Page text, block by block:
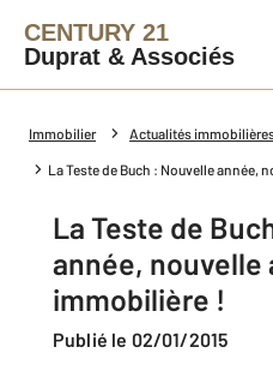
CENTURY 21
Duprat & Associés
Immobilier Actualités immobilières
La Teste de Buch : Nouvelle année,
La Teste de
année, nouvelle
immobilière !
Publié le 02/01/2015